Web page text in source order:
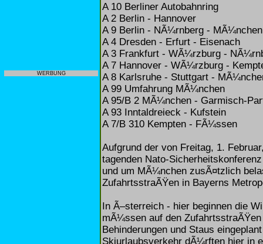
WERBUNG
A 10 Berliner Autobahnring
A 2 Berlin - Hannover
A 9 Berlin - NÃ¼rnberg - MÃ¼nchen
A 4 Dresden - Erfurt - Eisenach
A 3 Frankfurt - WÃ¼rzburg -
A 7 Hannover - WÃ¼rzburg -
A 8 Karlsruhe - Stuttgart -
A 99 Umfahrung MÃ¼nchen
A 95/B 2 MÃ¼nchen - Garmisch-
A 93 Inntaldreieck - Kufstein
A 7/B 310 Kempten - FÃ¼ssen
Aufgrund der von Freitag, 1.
tagenden Nato-
und um MÃ¼nchen zusÃ¤tzlich
ZufahrtsstraÃŸen in Bayerns
In Ã–sterreich - hier beginnen die
mÃ¼ssen auf den
Behinderungen und Staus
Skiurlaubsverkehr dÃ¼rften hier in